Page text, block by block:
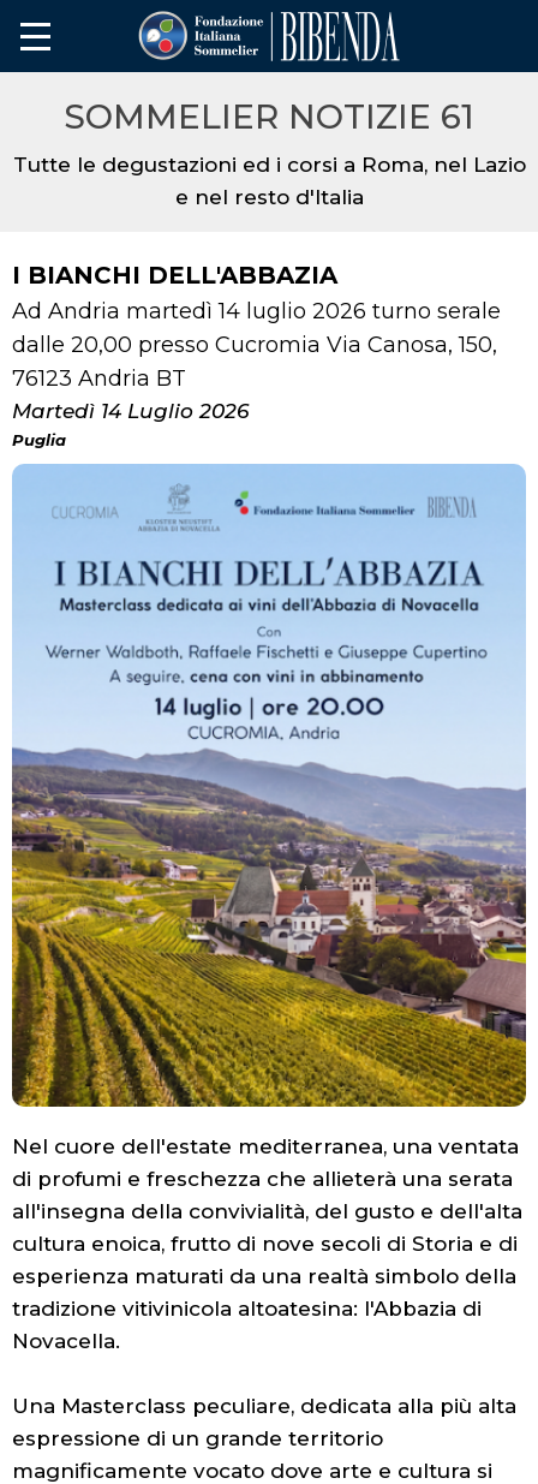
SOMMELIER NOTIZIE 61
Tutte le degustazioni ed i corsi a Roma, nel Lazio
e nel resto d'Italia
I BIANCHI DELL'ABBAZIA
Ad Andria martedì 14 luglio 2026 turno serale
dalle 20,00 presso Cucromia Via Canosa, 150,
76123 Andria BT
Martedì 14 Luglio 2026
Puglia
Nel cuore dell'estate mediterranea, una ventata
di profumi e freschezza che allieterà una serata
all'insegna della convivialità, del gusto e dell'alta
cultura enoica, frutto di nove secoli di Storia e di
esperienza maturati da una realtà simbolo della
tradizione vitivinicola altoatesina: l'Abbazia di
Novacella.
Una Masterclass peculiare, dedicata alla più alta
espressione di un grande territorio
magnificamente vocato dove arte e cultura si